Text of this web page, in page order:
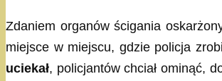
Zdaniem organów ścigania
miejsce w miejscu, gdzie policja
uciekał, policjantów chciał ominąć,